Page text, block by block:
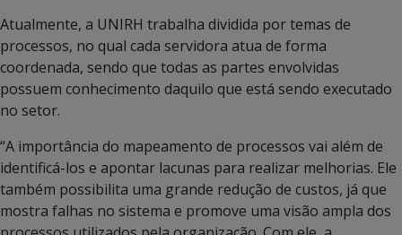
Atualmente, a UNIRH trabalha dividida por temas de
processos, no qual cada servidora atua de forma
coordenada, sendo que todas as partes envolvidas
possuem conhecimento daquilo que está sendo executado
no setor.
“A importância do mapeamento de processos vai além de
identificá-los e apontar lacunas para realizar melhorias. Ele
também possibilita uma grande redução de custos, já que
mostra falhas no sistema e promove uma visão ampla dos